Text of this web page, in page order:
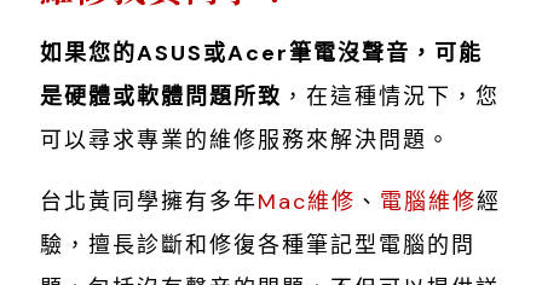
如果您的ASUS或Acer筆電沒聲音，可能
是硬體或軟體問題所致 ，在這種情況下，您
可以尋求專業的維修服務來解決問題。
台北黃同學擁有多年Mac維修 、 電腦維修經
驗，擅長診斷和修復各種筆記型電腦的問